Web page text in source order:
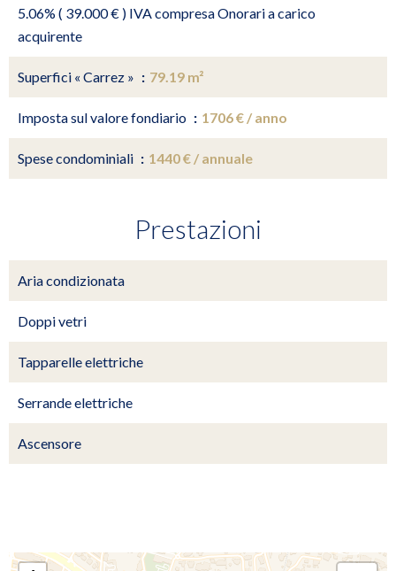
5.06% ( 39.000 € ) IVA compresa Onorari a carico
acquirente
Superfici « Carrez » 79.19 m²
Imposta sul valore fondiario 1706 € / anno
Spese condominiali 1440 € / annuale
Prestazioni
Aria condizionata
Doppi vetri
Tapparelle elettriche
Serrande elettriche
Ascensore